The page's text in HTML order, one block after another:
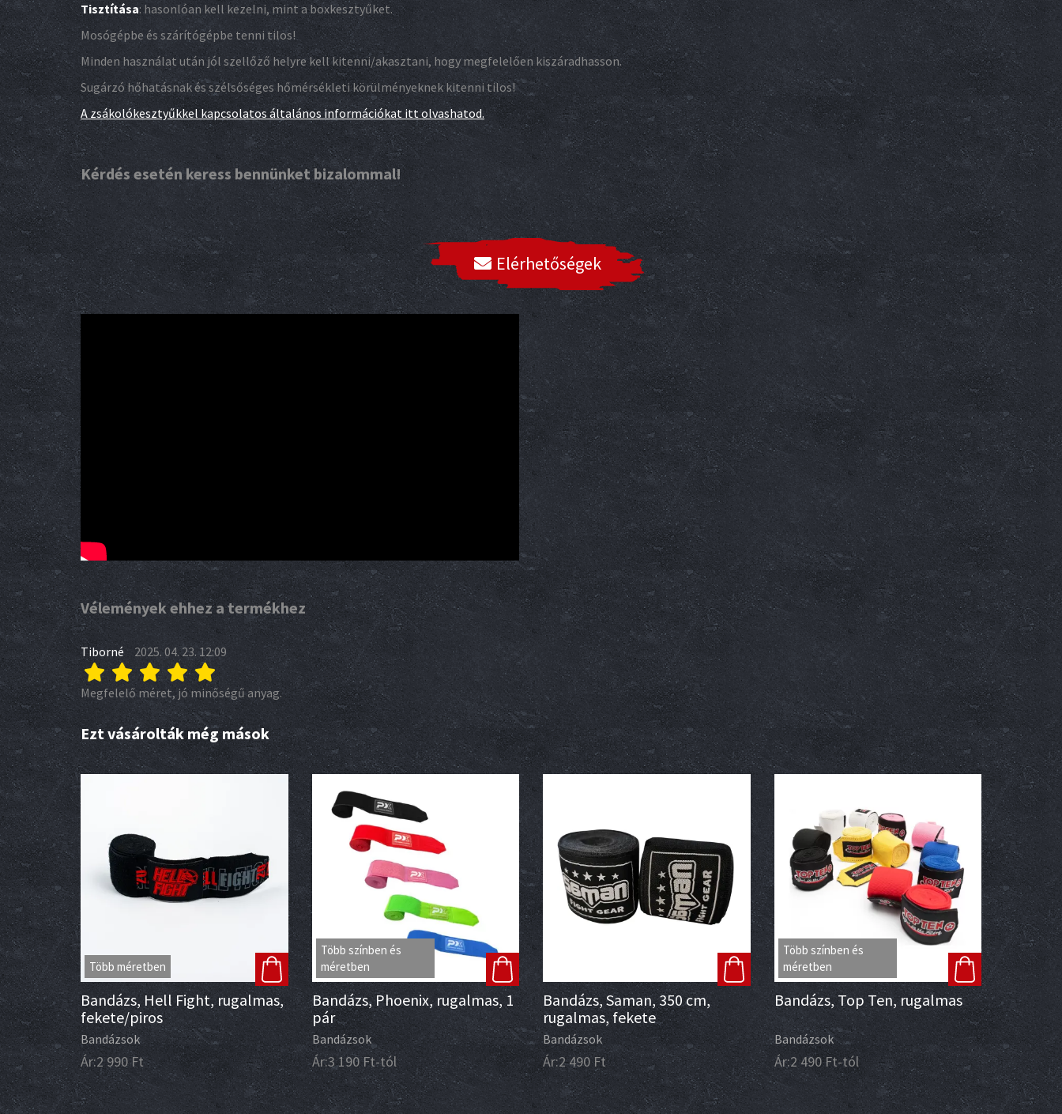
Tisztítása: hasonlóan kell kezelni, mint a boxkesztyűket.
Mosógépbe és szárítógépbe tenni tilos!
Minden használat után jól szellőző helyre kell kitenni/akasztani, hogy megfelelően kiszáradhasson.
Sugárzó hőhatásnak és szélsőséges hőmérsékleti körülményeknek kitenni tilos!
A zsákolókesztyűkkel kapcsolatos általános információkat itt olvashatod.
Kérdés esetén keress bennünket bizalommal!
Elérhetőségek
Vélemények ehhez a termékhez
Tiborné 2025. 04. 23. 12:09
Megfelelő méret, jó minőségű anyag.
Ezt vásárolták még mások
Több méretben
Bandázs, Hell Fight, rugalmas,
fekete/piros
Bandázsok
Ár:2 990Ft
Több színben és
méretben
Bandázs, Phoenix, rugalmas, 1
pár
Bandázsok
Ár:3 190Ft-tól
Bandázs, Saman, 350 cm,
rugalmas, fekete
Bandázsok
Ár:2 490Ft
Több színben és
méretben
Bandázs, Top Ten, rugalmas
Bandázsok
Ár:2 490Ft-tól